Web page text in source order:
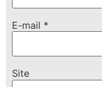
E-mail *
Site